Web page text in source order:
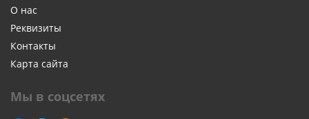
О нас
Реквизиты
Контакты
Карта сайта
Мы в соцсетях